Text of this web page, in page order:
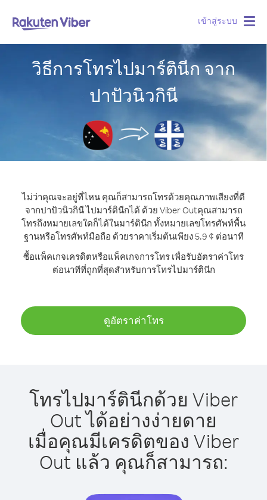
เข้าสู่ระบบ
วิธีการโทรไปมาร์ตินีก จาก
ปาปัวนิวกินี
ไม่ว่าคุณจะอยู่ที่ไหน คุณก็สามารถโทรด้วยคุณภาพเสียงที่ดี
จากปาปัวนิวกินี ไปมาร์ตินีกได้ ด้วย Viber Outคุณสามารถ
โทรถึงหมายเลขใดก็ได้ในมาร์ตินีก ทั้งหมายเลขโทรศัพท์พื้น
ฐานหรือโทรศัพท์มือถือ ด้วยราคาเริ่มต้นเพียง 5.9 ¢ ต่อนาที
ซื้อแพ็คเกจเครดิตหรือแพ็คเกจการโทร เพื่อรับอัตราค่าโทร
ต่อนาทีที่ถูกที่สุดสำหรับการโทรไปมาร์ตินีก
ดูอัตราค่าโทร
โทรไปมาร์ตินีกด้วย Viber
Out ได้อย่างง่ายดาย
เมื่อคุณมีเครดิตของ Viber
Out แล้ว คุณก็สามารถ: